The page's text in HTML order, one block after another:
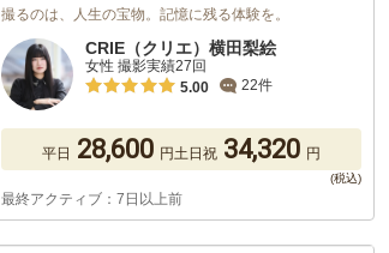
撮るのは、人生の宝物。記憶に残る体験を。
CRIE（クリエ）横田梨絵
女性 撮影実績27回
5.00
22件
平日 28,600 円土日祝 34,320 円
最終アクティブ：7日以上前